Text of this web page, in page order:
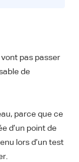
pas passer
de
parce que ce
d’un point de
lors d’un test